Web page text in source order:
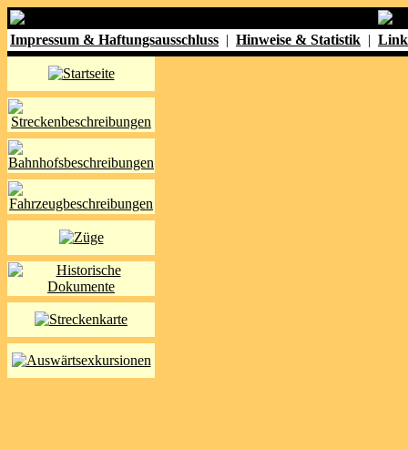
Impressum & Haftungsausschluss | Hinweise & Statistik |